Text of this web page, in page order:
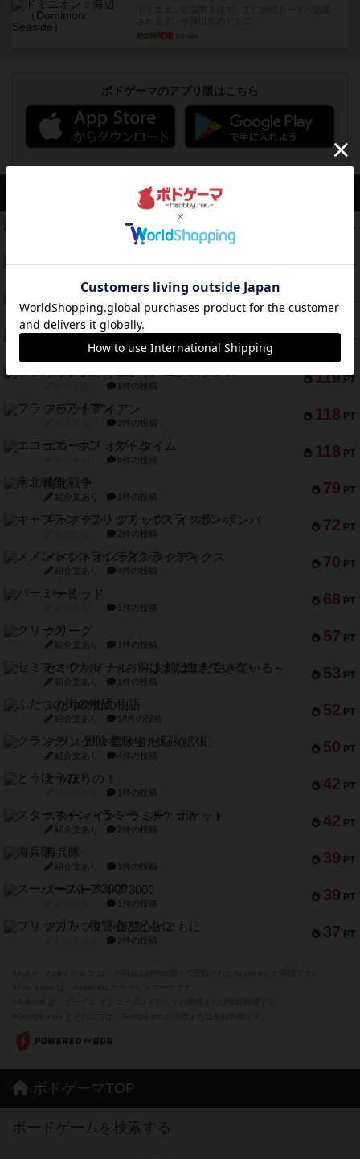
約2時間前
ボドゲーマのアプリ版はこちら
アクセス数 急上昇中
PT
リワイルド：サウスアメリカ
2件の投稿
170 PT
マーケットフレッシュ
141 PT
ファイアー・ブルズ / 火牛陣
紹介文なし 1件の投稿
122 PT
ワン・トゥ・ファイブ
紹介文あり 1件の投稿
119 PT
トランスオリエント・エクスプレス
1件の投稿
118 PT
フラットアイアン
2件の投稿
118 PT
エコーズ・オブ・タイム
8件の投稿
79 PT
南北戦争
紹介文あり 1件の投稿
72 PT
キャプテン・フリップ：イスラ・ボンバ
2件の投稿
70 PT
メメントオンラインタクティクス
紹介文あり 4件の投稿
68 PT
パーミッド
1件の投稿
57 PT
クリーグ
紹介文あり 1件の投稿
53 PT
セミファイナル ～お前はまだ生きている～
紹介文あり 1件の投稿
52 PT
ふたつの街の物語
紹介文あり 18件の投稿
50 PT
クランク! ：冒険者たち（拡張）
紹介文あり 4件の投稿
42 PT
とうほうの！
1件の投稿
42 PT
スターマイン・ラミー ポケット
紹介文あり 2件の投稿
39 PT
海兵隊
紹介文あり 1件の投稿
39 PT
スーパーストア3000
1件の投稿
37 PT
フリップ７：復讐心とともに
2件の投稿
ボドゲーマTOP
ボードゲームを検索する